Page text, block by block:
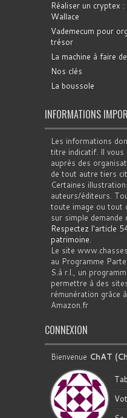
Réaliser un cryptex
Wallace
Vademecum pour
trésor
La machine à faire
Nos clés
La boussole
INFORMATIONS
Les informations
titre indicatif. Il
auprès des
de tout autre tiers
Certaines
auteurs/éditeurs.
toute image ou tout
sur simple
Respectez l'article
patrimoine.
Le site
au Programme
S.à r.l., un
permettre à des
rémunération grâce
Amazon.fr
CONNEXION
Bienvenue ChAT